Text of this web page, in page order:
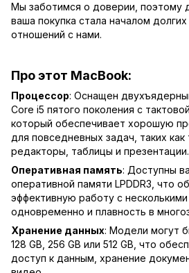
Мы заботимся о доверии, поэтому
ваша покупка стала началом
отношений с нами.
Про этот MacBook:
Процессор: Оснащен
Core i5 пятого поколения с
который обеспечивает хорошую
для повседневных задач, таких как
редакторы, таблицы и презентации.
Оперативная память: Доступны
оперативной памяти LPDDR3, что
эффективную работу с
одновременно и плавность в
Хранение данных: Модели могут
128 GB, 256 GB или 512 GB, что
доступ к данным, хранение